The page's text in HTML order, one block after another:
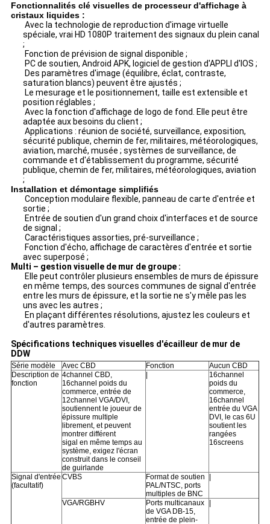
Fonctionnalités clé visuelles de processeur d'affichage à
cristaux liquides :
Avec la technologie de reproduction d'image virtuelle
spéciale, vrai HD 1080P traitement des signaux du plein canal
;
Fonction de prévision de signal disponible ;
PC de soutien, Android APK, logiciel de gestion d'APPLI d'IOS ;
Des paramètres d'image (équilibre, éclat, contraste,
saturation blancs) peuvent être ajustés ;
Le mesurage et le positionnement, taille est extensible et
position réglables ;
Avec la fonction d'affichage de logo de fond. Elle peut être
adaptée aux besoins du client ;
Applications : réunion de société, surveillance, exposition,
sécurité publique, chemin de fer, militaires, météorologiques,
aviation, marché, musée ; systèmes de surveillance, de
commande et d'établissement du programme, sécurité
publique, chemin de fer, militaires, météorologiques, aviation
;
Installation et démontage simplifiés
Conception modulaire flexible, panneau de carte d'entrée et
sortie ;
Entrée de soutien d'un grand choix d'interfaces et de source
de signal ;
Caractéristiques assorties, pré-surveillance ;
Fonction d'écho, affichage de caractères d'entrée et sortie
avec superposé ;
Multi – gestion visuelle de mur de groupe :
Elle peut contrôler plusieurs ensembles de murs de épissure
en même temps, des sources communes de signal d'entrée
entre les murs de épissure, et la sortie ne s'y mêle pas les
uns avec les autres ;
En plaçant différentes résolutions, ajustez les couleurs et
d'autres paramètres.
Spécifications techniques visuelles d'écailleur de mur de
DDW
Série modèle Avec CBD Fonction
Aucun CBD
Description de
fonction
4channel CBD,
16channel poids du
commerce, entrée de
12channel VGA/DVI,
soutiennent le joueur de
épissure multiple
librement, et peuvent
montrer différent
sigal en même temps au
système, exigez l'écran
construit dans le conseil
de guirlande
16channel
poids du
commerce,
16channel
entrée du VGA
DVI, le cas 6U
soutient les
rangées
16screens
Signal d'entrée
(facultatif)
CVBS
Format de soutien
PAL/NTSC, ports
multiples de BNC
VGA/RGBHV
Ports multicanaux
de VGA DB-15,
entrée de plein-